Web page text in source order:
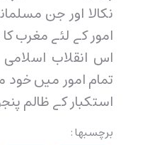
نکالا اور جن
امور کے لئے مغرب کا
اس انقلاب
تمام امور میں خود
استکبار کے ظالم
برچسبها :